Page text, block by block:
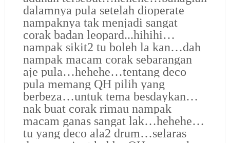
dalamnya pula setelah dioperate
nampaknya tak menjadi sangat
corak badan leopard...hihihi…
nampak sikit2 tu boleh la kan…dah
nampak macam corak sebarangan
aje pula…hehehe…tentang deco
pula memang QH pilih yang
berbeza…untuk tema besdaykan…
nak buat corak rimau nampak
macam ganas sangat lak…hehehe…
tu yang deco ala2 drum…selaras